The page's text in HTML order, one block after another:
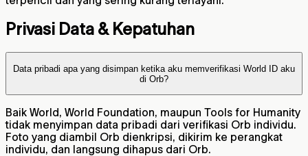
Privasi Data & Kepatuhan
Data pribadi apa yang disimpan ketika aku memverifikasi World ID aku
di Orb?
Baik World, World Foundation, maupun Tools for Humanity
tidak menyimpan data pribadi dari verifikasi Orb individu.
Foto yang diambil Orb dienkripsi, dikirim ke perangkat
individu, dan langsung dihapus dari Orb.